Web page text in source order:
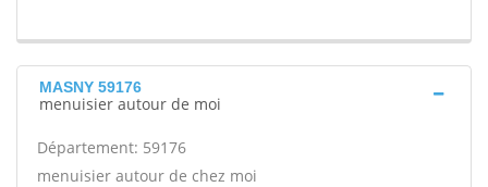
MASNY 59176
menuisier autour de moi
Département: 59176
menuisier autour de chez moi